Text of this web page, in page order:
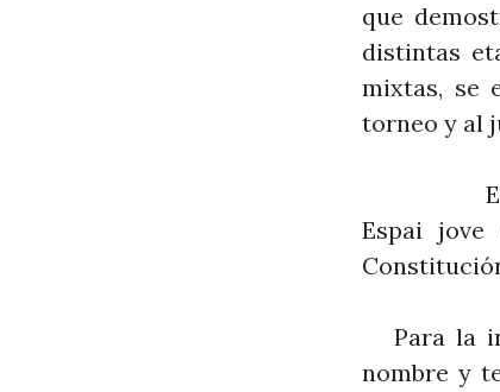
que
distintas
mixtas, se
torneo y al
El
Espai
Para la
nombre y